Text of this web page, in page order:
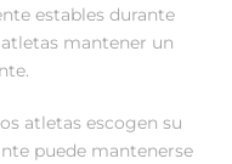
estables durante
mantener un
atletas escogen su
puede mantenerse